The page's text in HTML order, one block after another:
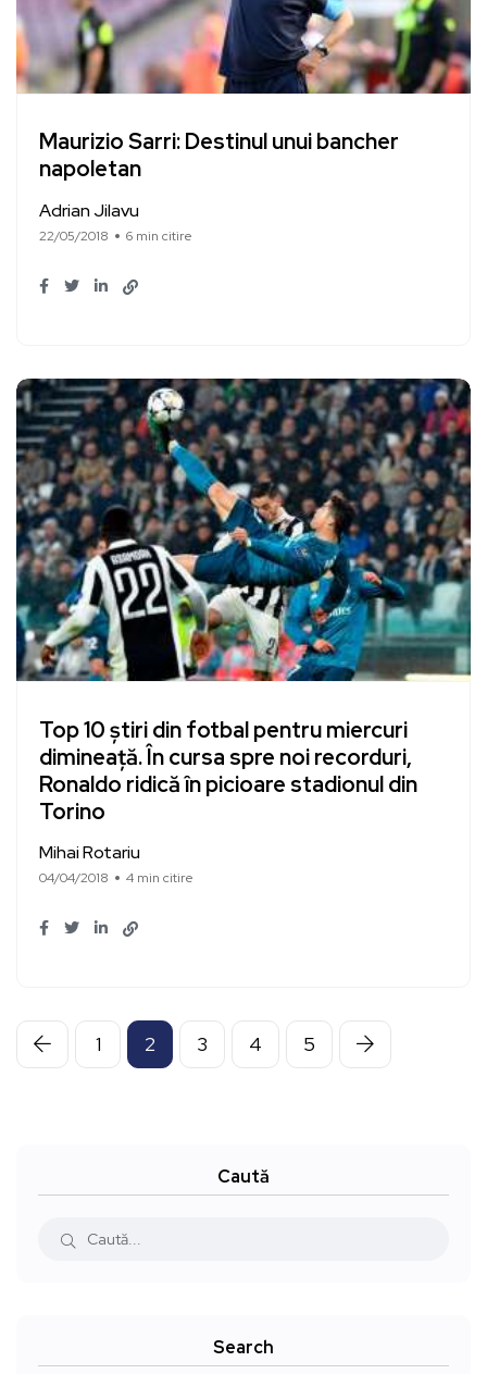
Maurizio Sarri: Destinul unui bancher
napoletan
Adrian Jilavu
22/05/2018 6 min citire
Top 10 știri din fotbal pentru miercuri
dimineață. În cursa spre noi recorduri,
Ronaldo ridică în picioare stadionul din
Torino
Mihai Rotariu
04/04/2018 4 min citire
1 2 3 4 5
Caută
Search